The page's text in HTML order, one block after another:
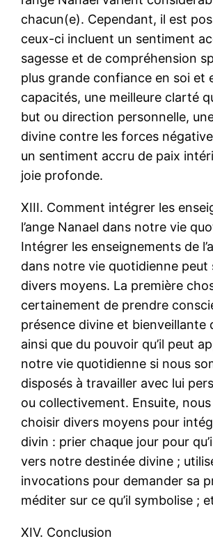
chacun(e). Cependant, il est
ceux-ci incluent un sentiment
sagesse et de compréhension
plus grande confiance en soi et
capacités, une meilleure clarté
but ou direction personnelle,
divine contre les forces
un sentiment accru de paix
joie profonde.
XIII. Comment intégrer les
l’ange Nanael dans notre vie
Intégrer les enseignements de
dans notre vie quotidienne peut
divers moyens. La première
certainement de prendre
présence divine et bienveillante
ainsi que du pouvoir qu’il peut
notre vie quotidienne si nous
disposés à travailler avec lui
ou collectivement. Ensuite,
choisir divers moyens pour
divin : prier chaque jour pour
vers notre destinée divine ;
invocations pour demander sa
méditer sur ce qu’il symbolise ;
XIV. Conclusion